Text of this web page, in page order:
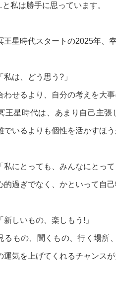
私は勝手に思っています。
王星時代スタートの2025年、
私は、どう思う?」
わせるより、自分の考えを大事
王星時代は、あまり自己主
でいるよりも個性を活かすほ
私にとっても、みんなにとっ
的過ぎでなく、かといって自
新しいもの、楽しもう!」
るもの、聞くもの、行く場所
運気を上げてくれるチャンスが